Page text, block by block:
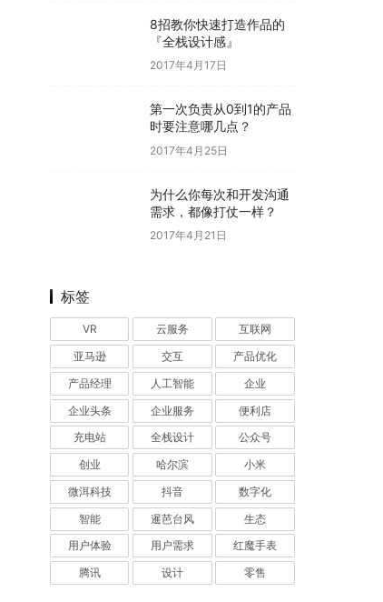
8招教你快速打造作品的
『全栈设计感』
2017年4月17日
第一次负责从0到1的产品
时要注意哪几点？
2017年4月25日
为什么你每次和开发沟通
需求，都像打仗一样？
2017年4月21日
标签
VR 云服务
互联网
亚马逊
交互
产品优化
产品经理
人工智能
企业
企业头条
企业服务
便利店
充电站
全栈设计
公众号
创业
哈尔滨
小米
微洱科技
抖音
数字化
智能
暹芭台风
生态
用户体验
用户需求
红魔手表
腾讯
设计 零售